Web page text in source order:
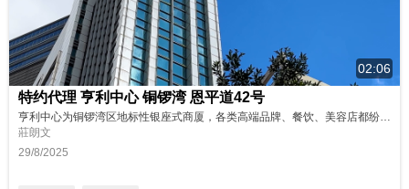
02:06
特约代理 亨利中心 铜锣湾 恩平道42号
亨利中心为铜锣湾区地标性银座式商厦，各类高端品牌、餐饮、美容店都纷纷进驻！你的商店也想成为其中之一吗？马上看看现正出租的楼层实况吧！ 立即预约参观，抢占铜锣湾核心席位！ https://tinyurl.com/oirPHENRYHSE 物业编号 : HENRYHSE 广告日期 : 29/8/2025 物业成交持续更新，销售状态以中原(工商铺)网站资讯为准。
莊朗文
29/8/2025